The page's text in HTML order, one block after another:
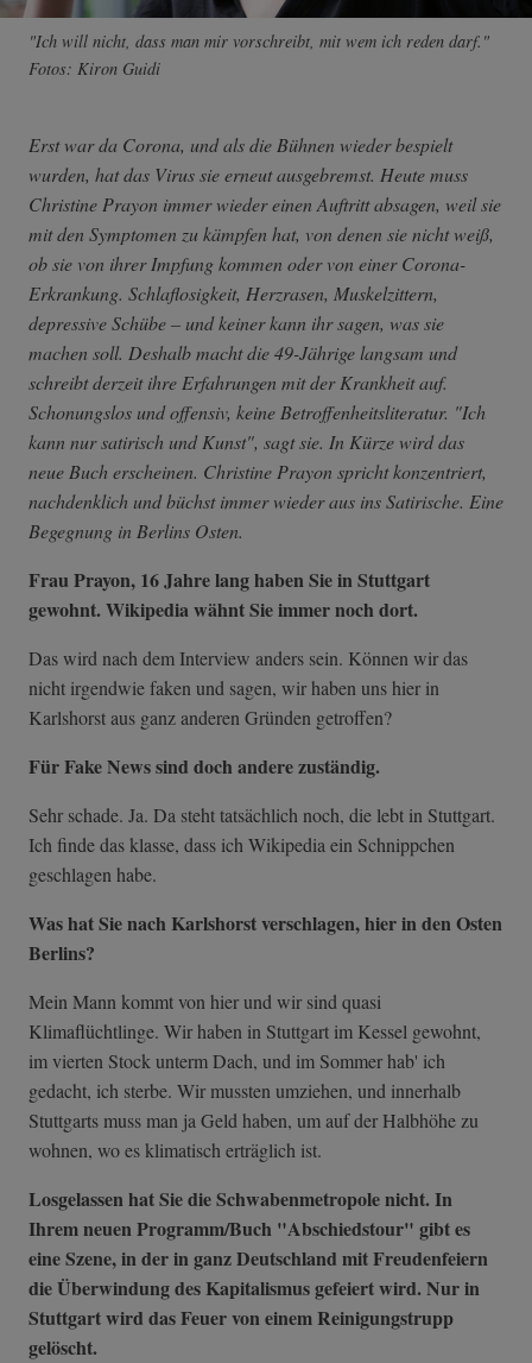
"Ich will nicht, dass man mir vorschreibt, mit wem ich reden darf."
Fotos: Kiron Guidi
Erst war da Corona, und als die Bühnen wieder bespielt
wurden, hat das Virus sie erneut ausgebremst. Heute muss
Christine Prayon immer wieder einen Auftritt absagen, weil sie
mit den Symptomen zu kämpfen hat, von denen sie nicht weiß,
ob sie von ihrer Impfung kommen oder von einer Corona-
Erkrankung. Schlaflosigkeit, Herzrasen, Muskelzittern,
depressive Schübe – und keiner kann ihr sagen, was sie
machen soll. Deshalb macht die 49-Jährige langsam und
schreibt derzeit ihre Erfahrungen mit der Krankheit auf.
Schonungslos und offensiv, keine Betroffenheitsliteratur. "Ich
kann nur satirisch und Kunst", sagt sie. In Kürze wird das
neue Buch erscheinen. Christine Prayon spricht konzentriert,
nachdenklich und büchst immer wieder aus ins Satirische. Eine
Begegnung in Berlins Osten.
Frau Prayon, 16 Jahre lang haben Sie in Stuttgart
gewohnt. Wikipedia wähnt Sie immer noch dort.
Das wird nach dem Interview anders sein. Können wir das
nicht irgendwie faken und sagen, wir haben uns hier in
Karlshorst aus ganz anderen Gründen getroffen?
Für Fake News sind doch andere zuständig.
Sehr schade. Ja. Da steht tatsächlich noch, die lebt in Stuttgart.
Ich finde das klasse, dass ich Wikipedia ein Schnippchen
geschlagen habe.
Was hat Sie nach Karlshorst verschlagen, hier in den Osten
Berlins?
Mein Mann kommt von hier und wir sind quasi
Klimaflüchtlinge. Wir haben in Stuttgart im Kessel gewohnt,
im vierten Stock unterm Dach, und im Sommer hab' ich
gedacht, ich sterbe. Wir mussten umziehen, und innerhalb
Stuttgarts muss man ja Geld haben, um auf der Halbhöhe zu
wohnen, wo es klimatisch erträglich ist.
Losgelassen hat Sie die Schwabenmetropole nicht. In
Ihrem neuen Programm/Buch "Abschiedstour" gibt es
eine Szene, in der in ganz Deutschland mit Freudenfeiern
die Überwindung des Kapitalismus gefeiert wird. Nur in
Stuttgart wird das Feuer von einem Reinigungstrupp
gelöscht.